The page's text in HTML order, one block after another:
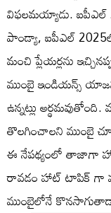
విఫలమయ్యాడు. ఐపీఎల్
పాండ్యా, ఐపీఎల్
మంచి ప్లేయర్లను
ముంబై ఇండియన్స్
ఉన్నట్లు అర్థమవుతోంది.
తొలగించాలని ముంబై
ఈ నేపథ్యంలో తాజాగా
రావడం హాట్ టాపిక్ గా
ముంబైలోనే